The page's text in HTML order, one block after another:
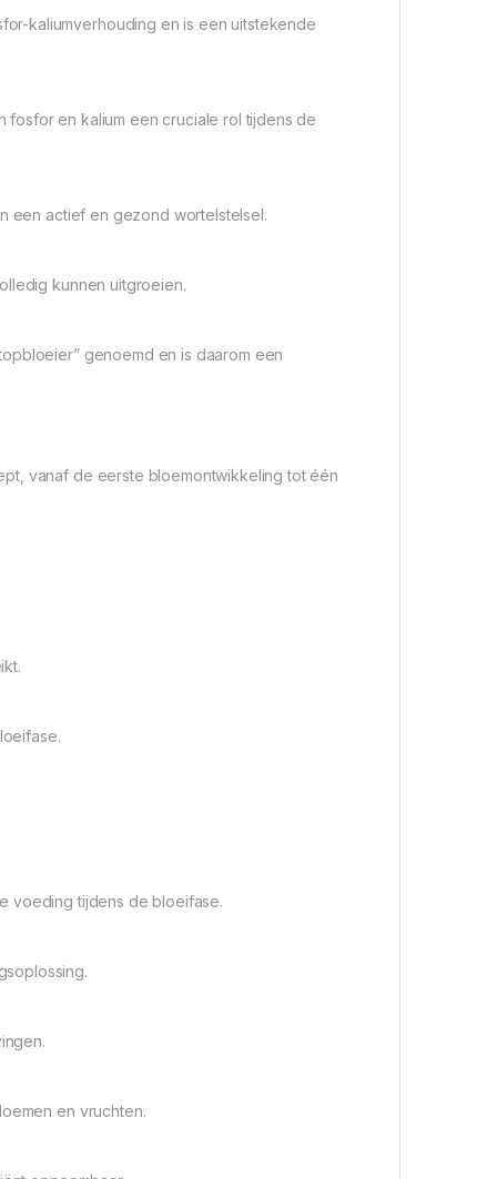
kaliumverhouding en is een uitstekende
en kalium een cruciale rol tijdens de
een actief en gezond wortelstelsel.
kunnen uitgroeien.
genoemd en is daarom een
vanaf de eerste bloemontwikkeling tot één
voeding tijdens de bloeifase.
en vruchten.